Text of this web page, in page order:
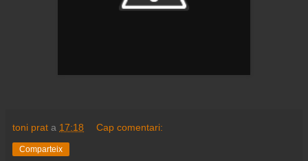
toni prat a 17:18 Cap comentari:
Comparteix